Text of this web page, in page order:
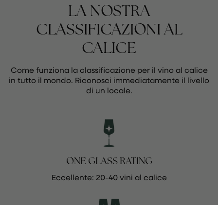
LA NOSTRA
CLASSIFICAZIONI AL
CALICE
Come funziona la classificazione per il vino al calice
in tutto il mondo. Riconosci immediatamente il livello
di un locale.
ONE GLASS RATING
Eccellente: 20-40 vini al calice